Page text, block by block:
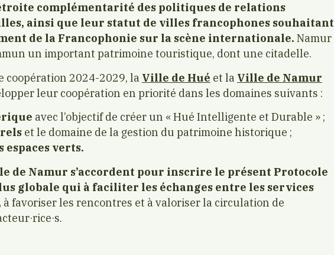
complémentarité des politiques de relations
ainsi que leur statut de villes francophones souhaitant
de la Francophonie sur la scène internationale. Namur
un important patrimoine touristique, dont une citadelle.
coopération 2024-2029, la Ville de Hué et la Ville de Namur
leur coopération en priorité dans les domaines suivants :
avec l’objectif de créer un « Hué Intelligente et Durable » ;
et le domaine de la gestion du patrimoine historique ;
espaces verts.
de Namur s’accordent pour inscrire le présent Protocole
globale qui à faciliter les échanges entre les services
à favoriser les rencontres et à valoriser la circulation de